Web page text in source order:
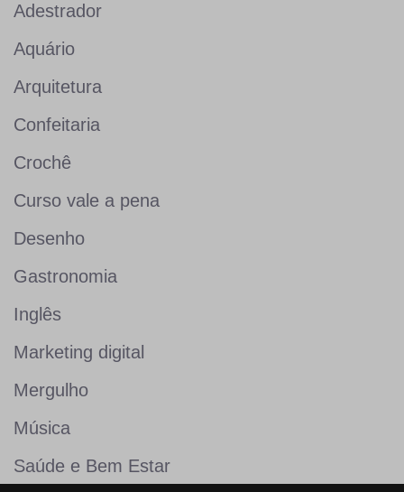
Adestrador
Aquário
Arquitetura
Confeitaria
Crochê
Curso vale a pena
Desenho
Gastronomia
Inglês
Marketing digital
Mergulho
Música
Saúde e Bem Estar